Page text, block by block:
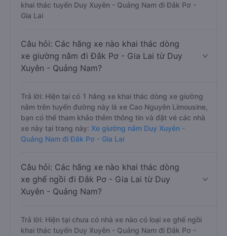
khai thác tuyến Duy Xuyên - Quảng Nam đi Đắk Pơ -
Gia Lai
Câu hỏi: Các hãng xe nào khai thác dòng
xe giường nằm đi Đắk Pơ - Gia Lai từ Duy
Xuyên - Quảng Nam?
Trả lời: Hiện tại có 1 hãng xe khai thác dòng xe giường
nằm trên tuyến đường này là xe Cao Nguyên Limousine,
bạn có thể tham khảo thêm thông tin và đặt vé các nhà
xe này tại trang này: Xe giường nằm Duy Xuyên -
Quảng Nam đi Đắk Pơ - Gia Lai
Câu hỏi: Các hãng xe nào khai thác dòng
xe ghế ngồi đi Đắk Pơ - Gia Lai từ Duy
Xuyên - Quảng Nam?
Trả lời: Hiện tại chưa có nhà xe nào có loại xe ghế ngồi
khai thác tuyến Duy Xuyên - Quảng Nam đi Đắk Pơ -